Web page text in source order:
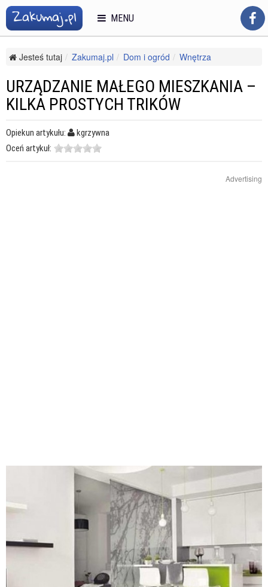
Jesteś tutaj Zakumaj.pl Dom i ogród
Wnętrza
Urządzanie małego mieszkania – kilka prostych trików
URZĄDZANIE MAŁEGO MIESZKANIA –
KILKA PROSTYCH TRIKÓW
Opiekun artykułu:
kgrzywna
Oceń artykuł:
Advertising
MENU